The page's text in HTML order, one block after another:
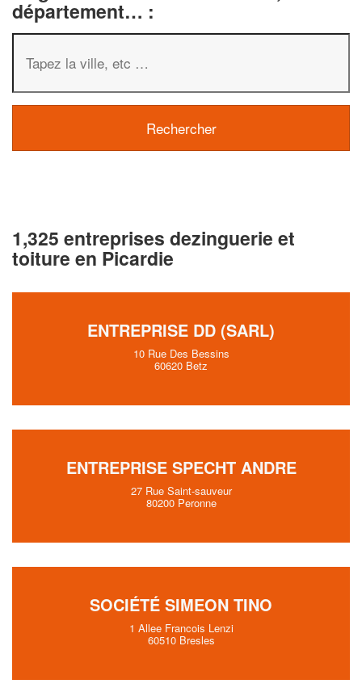
département… :
1,325 entreprises dezinguerie et
toiture en Picardie
ENTREPRISE DD (SARL)
10 Rue Des Bessins
60620 Betz
ENTREPRISE SPECHT ANDRE
27 Rue Saint-sauveur
80200 Peronne
SOCIÉTÉ SIMEON TINO
1 Allee Francois Lenzi
60510 Bresles